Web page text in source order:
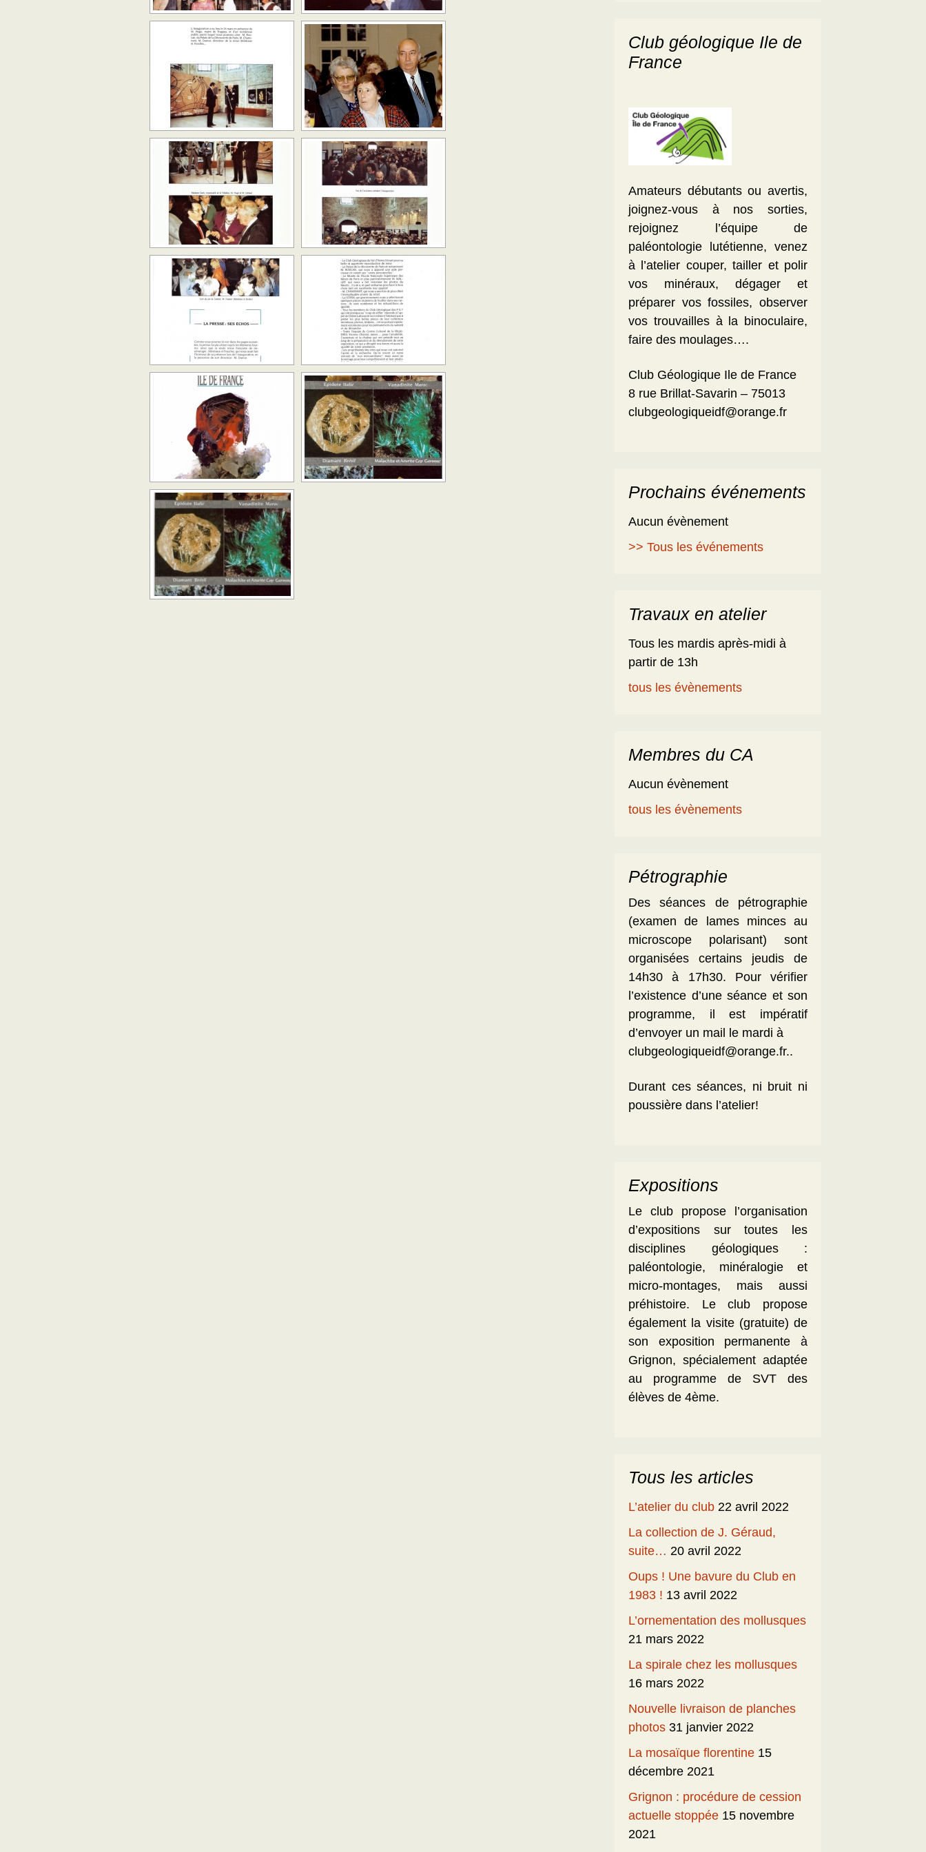
Club géologique Ile de
France
Amateurs débutants ou avertis,
joignez-vous à nos sorties,
rejoignez l’équipe de
paléontologie lutétienne, venez
à l’atelier couper, tailler et polir
vos minéraux, dégager et
préparer vos fossiles, observer
vos trouvailles à la binoculaire,
faire des moulages….
Club Géologique Ile de France
8 rue Brillat-Savarin – 75013
clubgeologiqueidf@orange.fr
Prochains événements
Aucun évènement
>> Tous les événements
Travaux en atelier
Tous les mardis après-midi à
partir de 13h
tous les évènements
Membres du CA
Aucun évènement
tous les évènements
Pétrographie
Des séances de pétrographie
(examen de lames minces au
microscope polarisant) sont
organisées certains jeudis de
14h30 à 17h30. Pour vérifier
l’existence d’une séance et son
programme, il est impératif
d’envoyer un mail le mardi à
clubgeologiqueidf@orange.fr..
Durant ces séances, ni bruit ni
poussière dans l’atelier!
Expositions
Le club propose l’organisation
d’expositions sur toutes les
disciplines géologiques :
paléontologie, minéralogie et
micro-montages, mais aussi
préhistoire. Le club propose
également la visite (gratuite) de
son exposition permanente à
Grignon, spécialement adaptée
au programme de SVT des
élèves de 4ème.
Tous les articles
L’atelier du club 22 avril 2022
La collection de J. Géraud,
suite… 20 avril 2022
Oups ! Une bavure du Club en
1983 ! 13 avril 2022
L’ornementation des mollusques
21 mars 2022
La spirale chez les mollusques
16 mars 2022
Nouvelle livraison de planches
photos 31 janvier 2022
La mosaïque florentine 15
décembre 2021
Grignon : procédure de cession
actuelle stoppée 15 novembre
2021